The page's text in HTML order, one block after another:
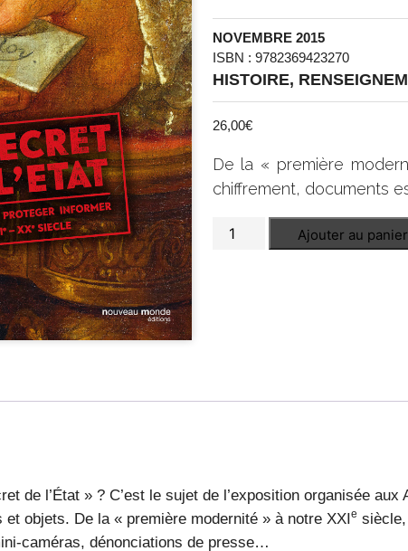
NOVEMBRE 2015
ISBN : 9782369423270
HISTOIRE,
26,00€
De la « première
chiffrement, documents
Ajouter au panier
de l’État » ? C’est le sujet de l’exposition organisée
objets. De la « première modernité » à notre XXIe
caméras, dénonciations de presse…